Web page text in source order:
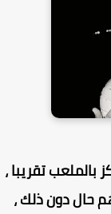
تقريبا ،
دون ذلك ،